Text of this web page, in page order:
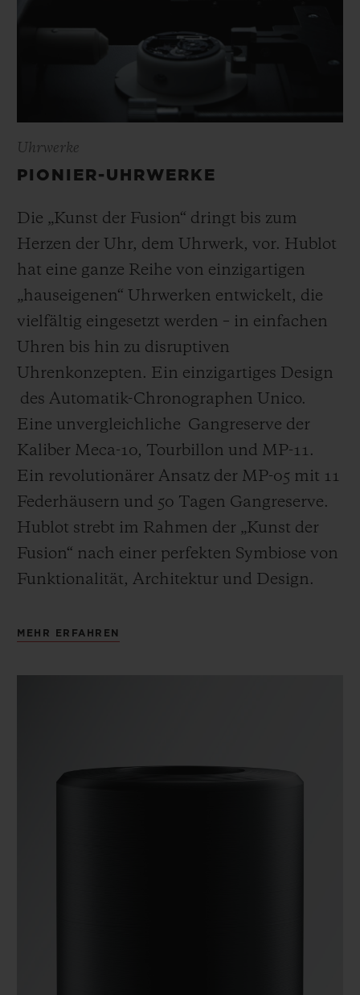
Uhrwerke
PIONIER-UHRWERKE
Die „Kunst der Fusion“ dringt bis zum
Herzen der Uhr, dem Uhrwerk, vor. Hublot
hat eine ganze Reihe von einzigartigen
„hauseigenen“ Uhrwerken entwickelt, die
vielfältig eingesetzt werden – in einfachen
Uhren bis hin zu disruptiven
Uhrenkonzepten. Ein einzigartiges Design
des Automatik-Chronographen Unico.
Eine unvergleichliche Gangreserve der
Kaliber Meca-10, Tourbillon und MP-11.
Ein revolutionärer Ansatz der MP-05 mit 11
Federhäusern und 50 Tagen Gangreserve.
Hublot strebt im Rahmen der „Kunst der
Fusion“ nach einer perfekten Symbiose von
Funktionalität, Architektur und Design.
MEHR ERFAHREN